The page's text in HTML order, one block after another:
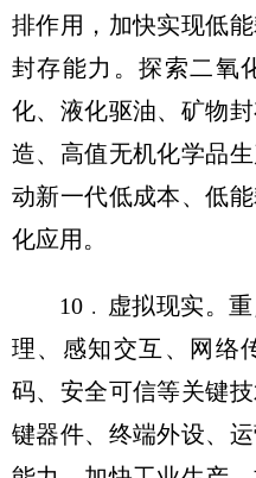
排作用，加快实现低
封存能力。探索二氧
化、液化驱油、矿物
造、高值无机化学品
动新一代低成本、低
化应用。
10﹒虚拟现实。
理、感知交互、网络
码、安全可信等关键
键器件、终端外设、